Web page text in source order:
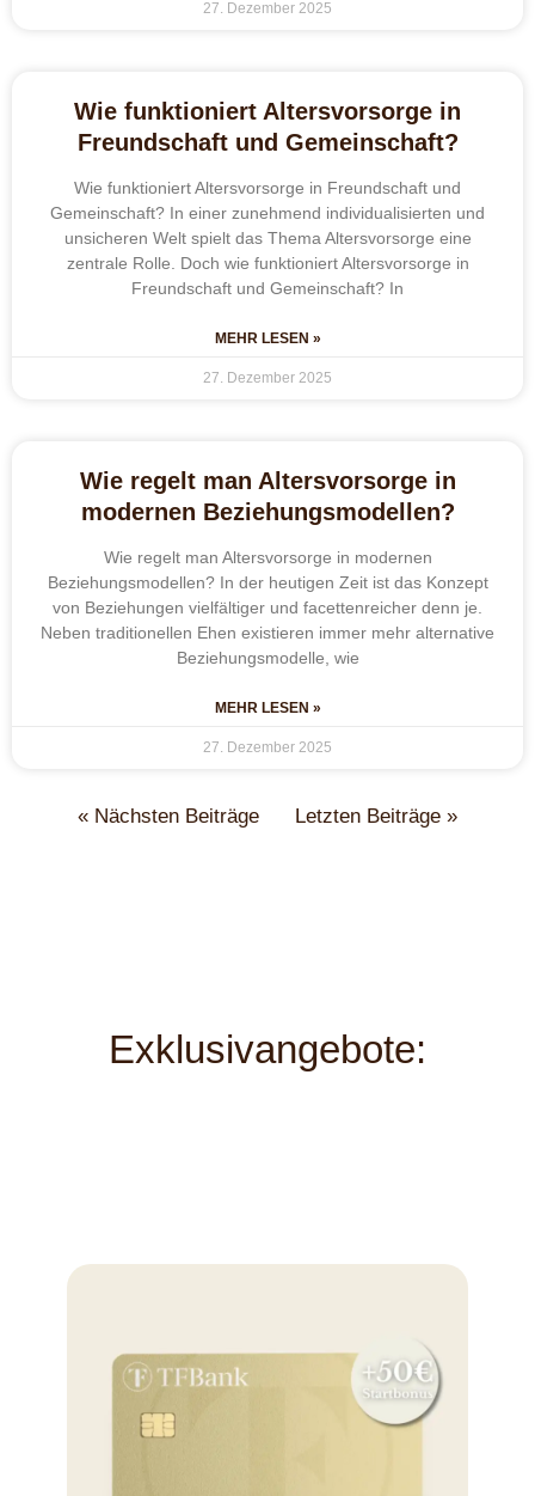
27. Dezember 2025
Wie funktioniert Altersvorsorge in
Freundschaft und Gemeinschaft?
Wie funktioniert Altersvorsorge in Freundschaft und
Gemeinschaft? In einer zunehmend individualisierten und
unsicheren Welt spielt das Thema Altersvorsorge eine
zentrale Rolle. Doch wie funktioniert Altersvorsorge in
Freundschaft und Gemeinschaft? In
MEHR LESEN »
27. Dezember 2025
Wie regelt man Altersvorsorge in
modernen Beziehungsmodellen?
Wie regelt man Altersvorsorge in modernen
Beziehungsmodellen? In der heutigen Zeit ist das Konzept
von Beziehungen vielfältiger und facettenreicher denn je.
Neben traditionellen Ehen existieren immer mehr alternative
Beziehungsmodelle, wie
MEHR LESEN »
27. Dezember 2025
« Nächsten Beiträge Letzten Beiträge »
Exklusivangebote: